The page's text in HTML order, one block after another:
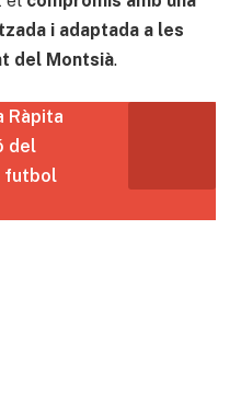
i adaptada a les
del Montsià.
Ràpita
del
futbol